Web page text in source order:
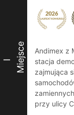
I Miejsce
Andimex z
stacja
zajmująca
przy ulicy